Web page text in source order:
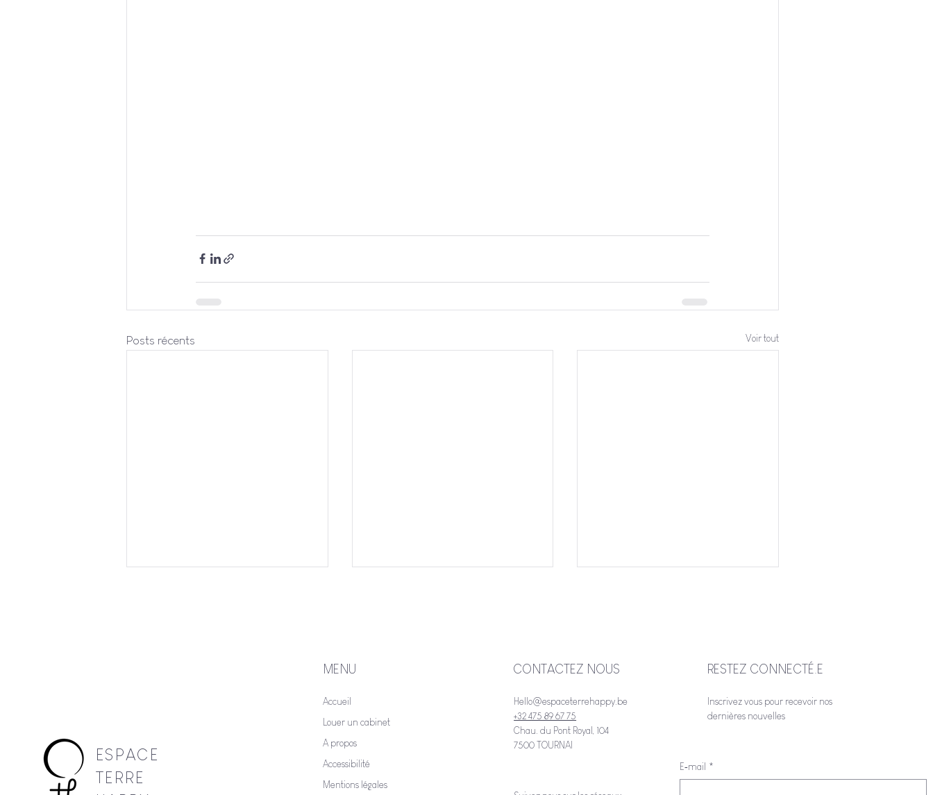
Posts récents Voir tout
La Bibliothérapie arrive chez
Espace Terre Happy !
Poursuite de la journée
Japon :atelier culinaire le 23
Juin 19H à 21H
ESPACE
TERRE
MENU
Accueil
Louer un cabinet
A propos
Accessibilité
Mentions légales
CONTACTEZ NOUS
Hello@espaceterrehappy.be
+32 475 89 67 75
Chau. du Pont Royal, 104
7500 TOURNAI
RESTEZ CONNECTÉ.E
Inscrivez vous pour recevoir nos
dernières nouvelles
E‑mail *